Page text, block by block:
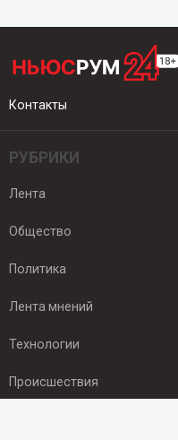
Контакты
РУБРИКИ
Лента
Общество
Политика
Лента мнений
Технологии
Происшествия